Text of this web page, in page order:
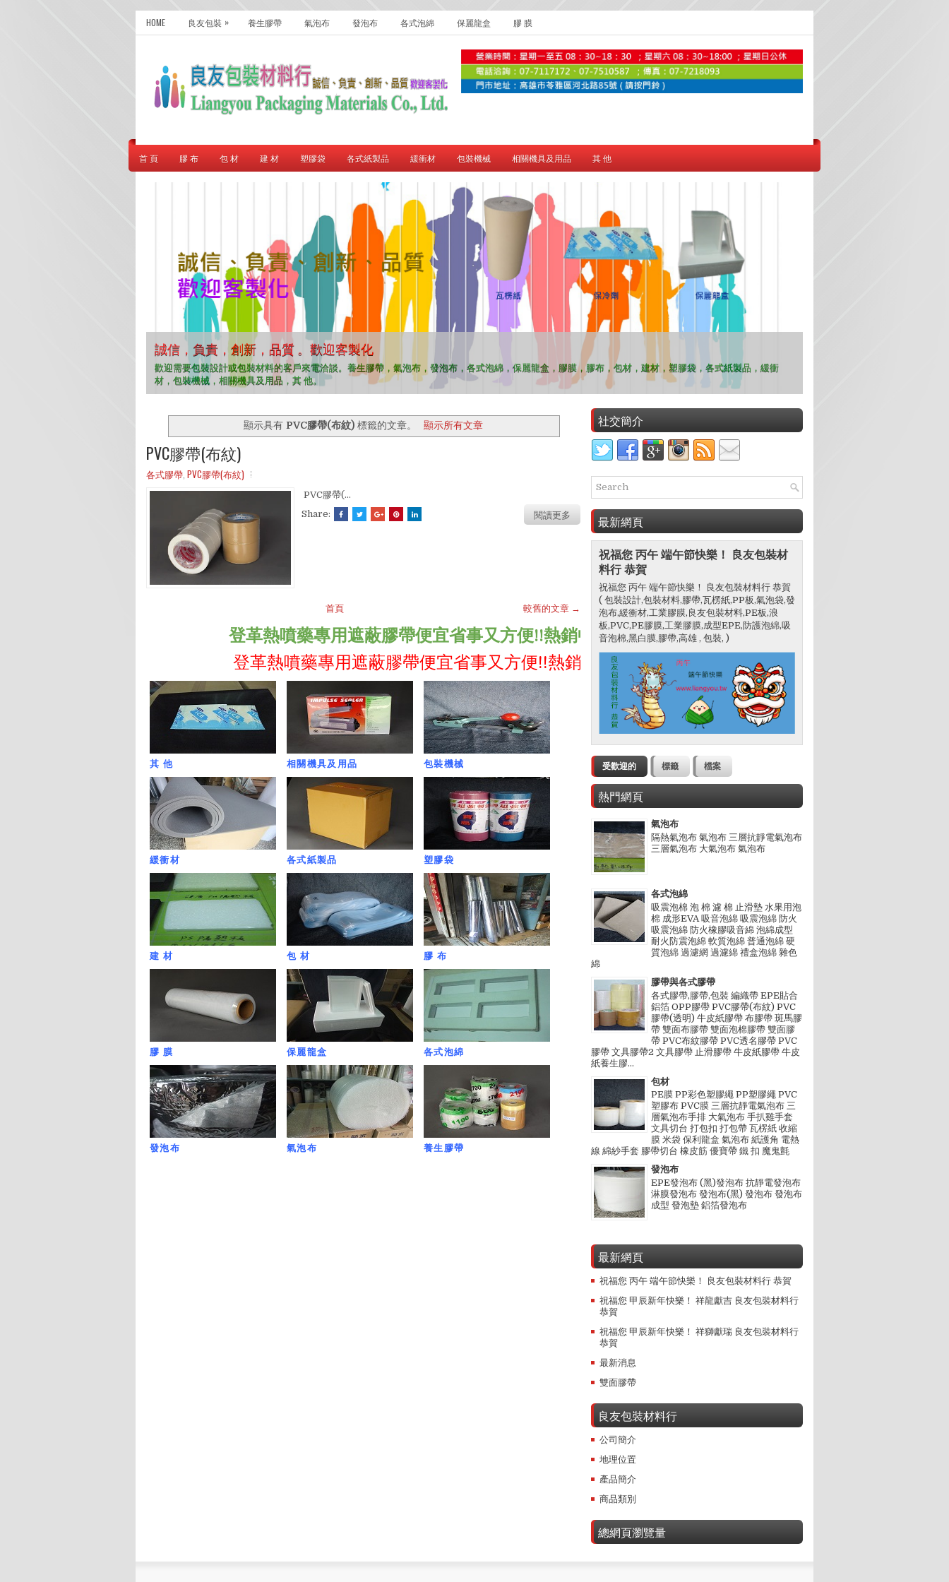
HOME 良友包裝 » 養生膠帶 氣泡布 發泡布 各式泡綿 保麗龍盒 膠 膜
首 頁 膠 布 包 材 建 材 塑膠袋 各式紙製品 緩衝材 包裝機械 相關機具及用品 其 他
誠信，負責，創新，品質 。歡迎客製化
誠信，負責，創新，品質 。歡迎客製化
歡迎需要包裝設計或包裝材料的客戶來電洽談。養生膠帶，氣泡布，發泡布，各式泡綿，保麗龍盒，膠膜，膠布，包材，建材，塑膠袋，各式紙製品，緩衝
材，包裝機械，相關機具及用品，其 他。
誠信，負責，創新，品質 。歡迎客製化
誠信，負責，創新，品質 。歡迎客製化
誠信，負責，創新，品質 。歡迎客製化
顯示具有PVC膠帶(布紋) 標籤的文章。 顯示所有文章
PVC膠帶(布紋)
各式膠帶 PVC膠帶(布紋)
PVC膠帶(...
Share:
閱讀更多
較舊的文章 →
首頁
登革熱噴藥專用遮蔽膠帶便宜省事又方便!!熱銷中!!! 包裝,包裝設計,包裝材料,膠帶,工業膠膜,努力創新，穩健經營，以品質
登革熱噴藥專用遮蔽膠帶便宜省事又方便!!熱銷中!!! 包裝,包裝設計,包裝材料,膠帶,工業膠膜,努力創新，穩健經營，以品質
其 他 相關機具及用品 包裝機械
緩衝材 各式紙製品 塑膠袋
建 材 包 材 膠 布
膠 膜 保麗龍盒 各式泡綿
發泡布 氣泡布 養生膠帶
社交簡介
最新網頁
祝福您 丙午 端午節快樂！ 良友包裝材
料行 恭賀
祝福您 丙午 端午節快樂！ 良友包裝材料行 恭賀
( 包裝設計,包裝材料,膠帶,瓦楞紙,PP板,氣泡袋,發
泡布,緩衝材,工業膠膜,良友包裝材料,PE板,浪
板,PVC,PE膠膜,工業膠膜,成型EPE,防護泡綿,吸
音泡棉,黑白膜,膠帶,高雄 , 包裝, )
受歡迎的 標籤 檔案
熱門網頁
氣泡布
隔熱氣泡布 氣泡布 三層抗靜電氣泡布
三層氣泡布 大氣泡布 氣泡布
各式泡綿
吸震泡棉 泡 棉 濾 棉 止滑墊 水果用泡
棉 成形EVA 吸音泡綿 吸震泡綿 防火
吸震泡綿 防火橡膠吸音綿 泡綿成型
耐火防震泡綿 軟質泡綿 普通泡綿 硬
質泡綿 過濾網 過濾綿 禮盒泡綿 雜色
綿
膠帶與各式膠帶
各式膠帶,膠帶,包裝 編織帶 EPE貼合
鋁箔 OPP膠帶 PVC膠帶(布紋) PVC
膠帶(透明) 牛皮紙膠帶 布膠帶 斑馬膠
帶 雙面布膠帶 雙面泡棉膠帶 雙面膠
帶 PVC布紋膠帶 PVC透名膠帶 PVC
膠帶 文具膠帶2 文具膠帶 止滑膠帶 牛皮紙膠帶 牛皮
紙養生膠...
包材
PE膜 PP彩色塑膠繩 PP塑膠繩 PVC
塑膠布 PVC膜 三層抗靜電氣泡布 三
層氣泡布手排 大氣泡布 手扒雞手套
文具切台 打包扣 打包帶 瓦楞紙 收縮
膜 米袋 保利龍盒 氣泡布 紙護角 電熱
線 綿紗手套 膠帶切台 橡皮筋 優寶帶 鐵 扣 魔鬼氈
發泡布
EPE發泡布 (黑)發泡布 抗靜電發泡布
淋膜發泡布 發泡布(黑) 發泡布 發泡布
成型 發泡墊 鋁箔發泡布
最新網頁
祝福您 丙午 端午節快樂！ 良友包裝材料行 恭賀
祝福您 甲辰新年快樂！ 祥龍獻吉 良友包裝材料行
恭賀
祝福您 甲辰新年快樂！ 祥獅獻瑞 良友包裝材料行
恭賀
最新消息
雙面膠帶
良友包裝材料行
公司簡介
地理位置
產品簡介
商品類別
總網頁瀏覽量